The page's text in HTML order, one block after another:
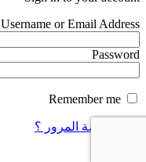
Username or Email Address
Password
فقدت كلمة المرور ؟